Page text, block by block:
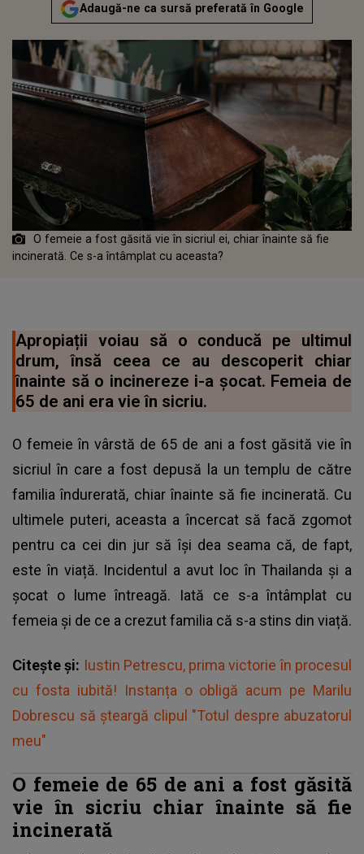
Adaugă-ne ca sursă preferată în Google
O femeie a fost găsită vie în sicriul ei, chiar înainte să fie
incinerată. Ce s-a întâmplat cu aceasta?
Apropiații voiau să o conducă pe ultimul
drum, însă ceea ce au descoperit chiar
înainte să o incinereze i-a șocat. Femeia de
65 de ani era vie în sicriu.
O femeie în vârstă de 65 de ani a fost găsită vie în
sicriul în care a fost depusă la un templu de către
familia îndurerată, chiar înainte să fie incinerată. Cu
ultimele puteri, aceasta a încercat să facă zgomot
pentru ca cei din jur să își dea seama că, de fapt,
este în viață. Incidentul a avut loc în Thailanda și a
șocat o lume întreagă. Iată ce s-a întâmplat cu
femeia și de ce a crezut familia că s-a stins din viață.
Citește și: Iustin Petrescu, prima victorie în procesul
cu fosta iubită! Instanța o obligă acum pe Marilu
Dobrescu să șteargă clipul "Totul despre abuzatorul
meu"
O femeie de 65 de ani a fost găsită
vie în sicriu chiar înainte să fie
incinerată